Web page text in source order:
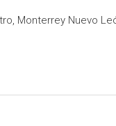
Monterrey Nuevo